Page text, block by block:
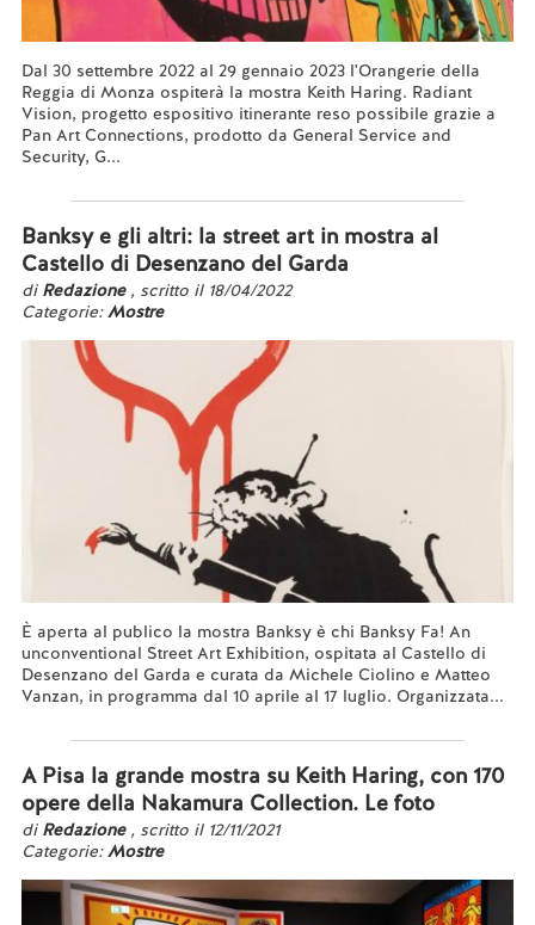
Dal 30 settembre 2022 al 29 gennaio 2023 l'Orangerie della
Reggia di Monza ospiterà la mostra Keith Haring. Radiant
Vision, progetto espositivo itinerante reso possibile grazie a
Pan Art Connections, prodotto da General Service and
Security, G...
Banksy e gli altri: la street art in mostra al
Castello di Desenzano del Garda
di Redazione , scritto il 18/04/2022
Categorie:Mostre
È aperta al publico la mostra Banksy è chi Banksy Fa! An
unconventional Street Art Exhibition, ospitata al Castello di
Desenzano del Garda e curata da Michele Ciolino e Matteo
Vanzan, in programma dal 10 aprile al 17 luglio. Organizzata...
A Pisa la grande mostra su Keith Haring, con 170
opere della Nakamura Collection. Le foto
di Redazione , scritto il 12/11/2021
Categorie:Mostre